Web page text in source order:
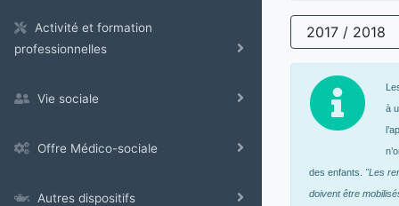
Activité et formation
professionnelles
Vie sociale
Offre Médico-sociale
Autres dispositifs
2017 / 2018
à
des enfants. "Les
doivent être